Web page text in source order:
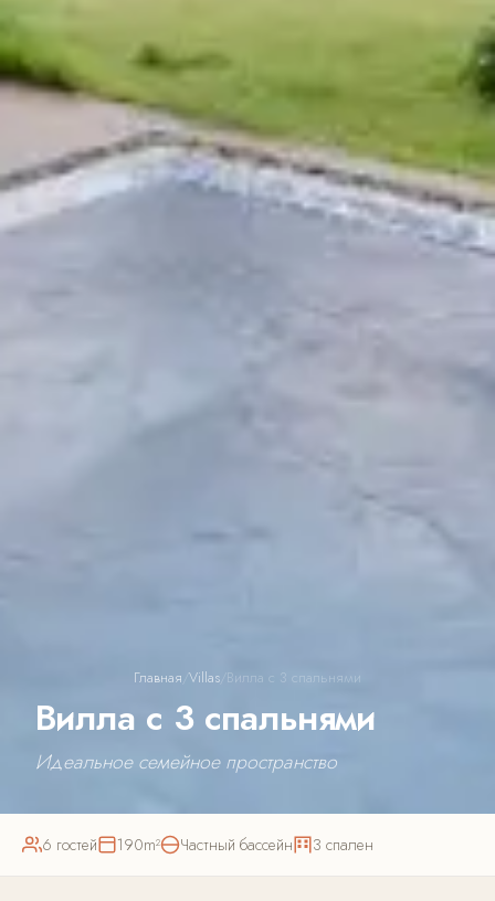
Главная Villas Вилла с 3 спальнями
Вилла с 3 спальнями
Идеальное семейное пространство
6 гостей 190m² Частный бассейн 3 спален